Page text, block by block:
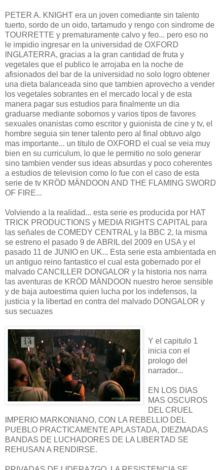
PETER A. KNIGHT era un joven comediante sin talento
tuerto, sordo de un oido, tartamudo y rengo con sindrome de
TOURRETTE y prematuramente calvo y feo... pero eso no
le impidio ingresar en la universidad de OXFORD
INGLATERRA, gracias a la gran cantidad de fruta y
vegetales que el publico le arrojaba en la noche de
afisionados del bar de la universidad no solo logro obtener
una dieta balanceada sino que tambien aprovecho a vender
los vegetales sobrantes en el mercado local y de esta
manera pagar sus estudios para finalmente un dia
graduarse mediante sobornos y varios tipos de favores
sexuales onanistas como escritor y guionista de cine y tv, el
hombre seguia sin tener talento pero al final obtuvo algo
mas importante... un titulo de OXFORD el cual se veia muy
bien en su curriculum, lo que le permitio no solo generar
sino tambien vender sus ideas absurdas y poco coherentes
a estudios de television como lo fue con el caso de esta
serie de tv KRÖD MÄNDOON AND THE FLAMING SWORD
OF FIRE...
Volviendo a la realidad... esta serie es producida por HAT
TRICK PRODUCTIONS y MEDIA RIGHTS CAPITAL para
las señales de COMEDY CENTRAL y la BBC 2, la misma
se estreno el pasado 9 de ABRIL del 2009 en USA y el
pasado 11 de JUNIO en UK... Esta serie esta ambientada en
un antiguo reino fantastico el cual esta gobernado por el
malvado CANCILLER DONGALOR y la historia nos narra
las aventuras de KRÖD MÄNDOON nuestro heroe sensible
y de baja autoestima quien lucha por los indefensos, la
justicia y la libertad en contra del malvado DONGALOR y
sus secuazes
Y el capitulo 1
inicia con el
prologo del
narrador...
EN LOS DIAS
MAS OSCUROS
DEL CRUEL
IMPERIO MARKONIANO, CON LA REBELLIO DEL
PUEBLO PRACTICAMENTE APLASTADA, DIEZMADAS
BANDAS DE LUCHADORES DE LA LIBERTAD SE
REHUSAN A RENDIRSE.